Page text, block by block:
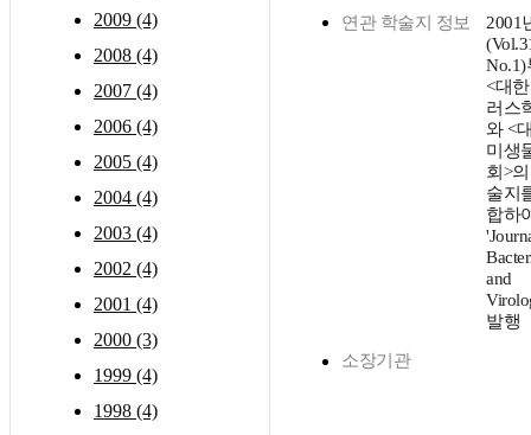
2009 (4)
2008 (4)
2007 (4)
2006 (4)
2005 (4)
2004 (4)
2003 (4)
2002 (4)
2001 (4)
2000 (3)
1999 (4)
1998 (4)
연관 학술지 정보
2001
No.1)
<대
러스
와 <
미생
회>
술지
합하
and
발행
소장기관